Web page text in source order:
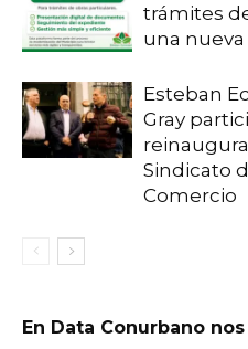
trámites
una
Esteban
Gray
Sindicato
Comercio
En Data Conurbano